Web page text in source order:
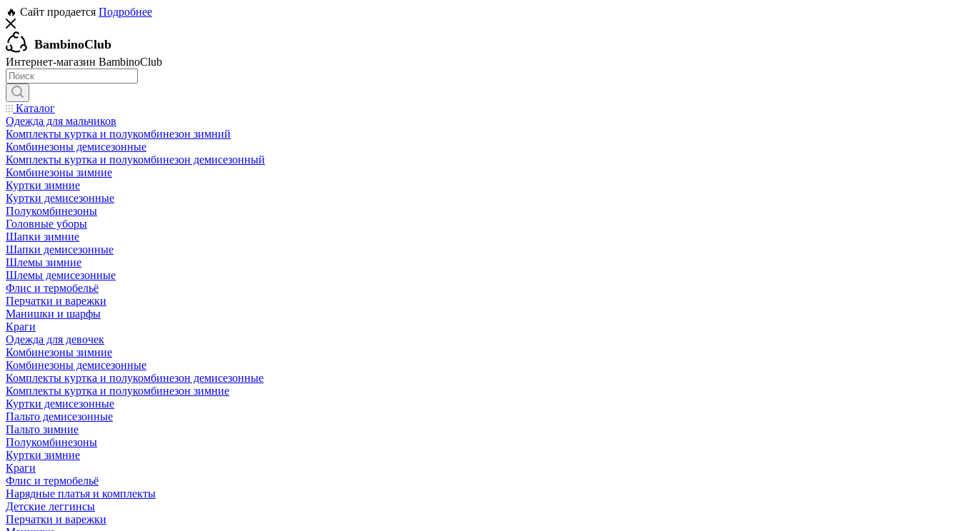
🔥 Сайт продается Подробнее
BambinoClub
Интернет-магазин BambinoClub
Каталог
Одежда для мальчиков
Комплекты куртка и полукомбинезон зимний
Комбинезоны демисезонные
Комплекты куртка и полукомбинезон демисезонный
Комбинезоны зимние
Куртки зимние
Куртки демисезонные
Полукомбинезоны
Головные уборы
Шапки зимние
Шапки демисезонные
Шлемы зимние
Шлемы демисезонные
Флис и термобельё
Перчатки и варежки
Манишки и шарфы
Краги
Одежда для девочек
Комбинезоны зимние
Комбинезоны демисезонные
Комплекты куртка и полукомбинезон демисезонные
Комплекты куртка и полукомбинезон зимние
Куртки демисезонные
Пальто демисезонные
Пальто зимние
Полукомбинезоны
Куртки зимние
Краги
Флис и термобельё
Нарядные платья и комплекты
Детские леггинсы
Перчатки и варежки